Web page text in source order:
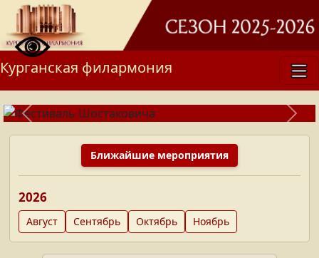
Курганская филармония
Previous Next
Ближайшие мероприятия
2026
Август Сентябрь Октябрь Ноябрь